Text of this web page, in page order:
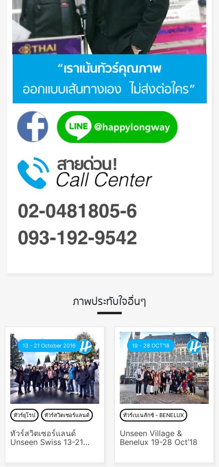
ภาพประทับใจอื่นๆ
13 - 21 October 2016
ทัวร์ยุโรป ทัวร์สวิตเซอร์แลนด์
ทัวร์สวิตเซอร์แลนด์
Unseen Swiss 13-21
19 - 28 OCT'18
ทัวร์เบเนลักซ์ - BENELUX
Unseen Village &
Benelux 19-28 Oct’18